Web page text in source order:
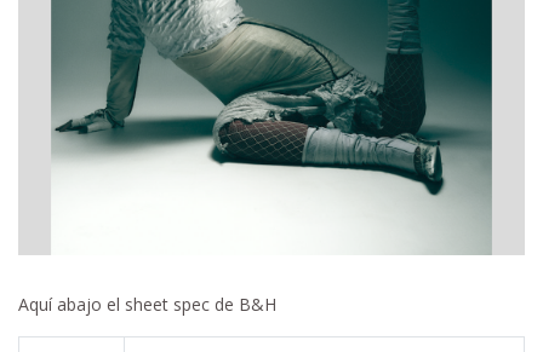
Aquí abajo el sheet spec de B&H